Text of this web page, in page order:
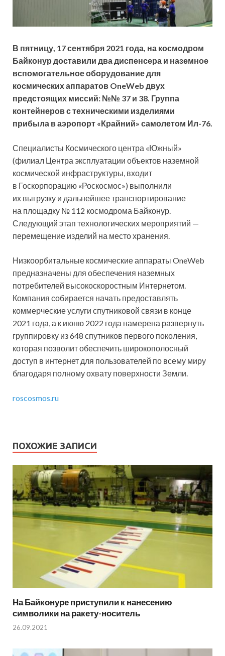
В пятницу, 17 сентября 2021 года, на космодром
Байконур доставили два диспенсера и наземное
вспомогательное оборудование для
космических аппаратов OneWeb двух
предстоящих миссий: №№ 37 и 38. Группа
контейнеров с техническими изделиями
прибыла в аэропорт «Крайний» самолетом Ил-76.
Специалисты Космического центра «Южный»
(филиал Центра эксплуатации объектов наземной
космической инфраструктуры, входит
в Госкорпорацию «Роскосмос») выполнили
их выгрузку и дальнейшее транспортирование
на площадку № 112 космодрома Байконур.
Следующий этап технологических мероприятий —
перемещение изделий на место хранения.
Низкоорбитальные космические аппараты OneWeb
предназначены для обеспечения наземных
потребителей высокоскоростным Интернетом.
Компания собирается начать предоставлять
коммерческие услуги спутниковой связи в конце
2021 года, а к июню 2022 года намерена развернуть
группировку из 648 спутников первого поколения,
которая позволит обеспечить широкополосный
доступ в интернет для пользователей по всему миру
благодаря полному охвату поверхности Земли.
roscosmos.ru
ПОХОЖИЕ ЗАПИСИ
На Байконуре приступили к нанесению
символики на ракету-носитель
26.09.2021